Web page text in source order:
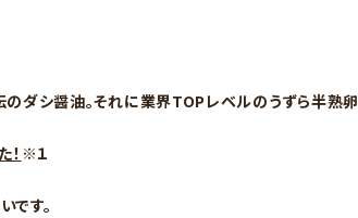
ダシ醤油。それに業界TOPレベルのうずら半熟
※１
す。